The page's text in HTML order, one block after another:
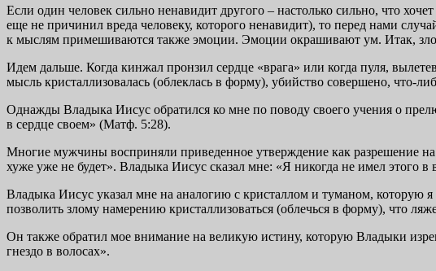
Если один человек сильно ненавидит другого – настолько сильно, что
еще не причинил вреда человеку, которого ненавидит), то перед нами
к мыслям примешиваются также эмоции. Эмоции окрашивают ум. Итак,
Идем дальше. Когда кинжал пронзил сердце «врага» или когда пуля,
мысль кристаллизовалась (облеклась в форму), убийство совершено, что-
Однажды Владыка Иисус обратился ко мне по поводу своего учения о
в сердце своем» (Матф. 5:28).
Многие мужчины восприняли приведенное утверждение как разрешение
хуже уже не будет». Владыка Иисус сказал мне: «Я никогда не имел этого
Владыка Иисус указал мне на аналогию с кристаллом и туманом, которую
позволить злому намерению кристаллизоваться (облечься в форму), что
Он также обратил мое внимание на великую истину, которую Владыки
гнездо в волосах».